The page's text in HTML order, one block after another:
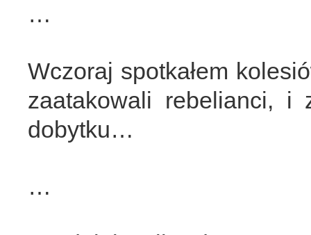
…
Wczoraj spotkałem
zaatakowali rebelianci, i
dobytku…
…